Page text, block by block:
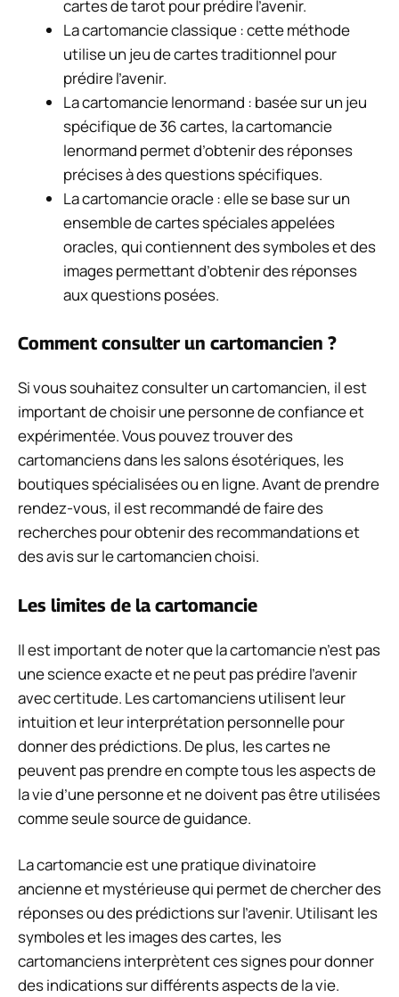
cartes de tarot pour prédire l’avenir.
La cartomancie classique : cette méthode
utilise un jeu de cartes traditionnel pour
prédire l’avenir.
La cartomancie lenormand : basée sur un jeu
spécifique de 36 cartes, la cartomancie
lenormand permet d’obtenir des réponses
précises à des questions spécifiques.
La cartomancie oracle : elle se base sur un
ensemble de cartes spéciales appelées
oracles, qui contiennent des symboles et des
images permettant d’obtenir des réponses
aux questions posées.
Comment consulter un cartomancien ?
Si vous souhaitez consulter un cartomancien, il est
important de choisir une personne de confiance et
expérimentée. Vous pouvez trouver des
cartomanciens dans les salons ésotériques, les
boutiques spécialisées ou en ligne. Avant de prendre
rendez-vous, il est recommandé de faire des
recherches pour obtenir des recommandations et
des avis sur le cartomancien choisi.
Les limites de la cartomancie
Il est important de noter que la cartomancie n’est pas
une science exacte et ne peut pas prédire l’avenir
avec certitude. Les cartomanciens utilisent leur
intuition et leur interprétation personnelle pour
donner des prédictions. De plus, les cartes ne
peuvent pas prendre en compte tous les aspects de
la vie d’une personne et ne doivent pas être utilisées
comme seule source de guidance.
La cartomancie est une pratique divinatoire
ancienne et mystérieuse qui permet de chercher des
réponses ou des prédictions sur l’avenir. Utilisant les
symboles et les images des cartes, les
cartomanciens interprètent ces signes pour donner
des indications sur différents aspects de la vie.